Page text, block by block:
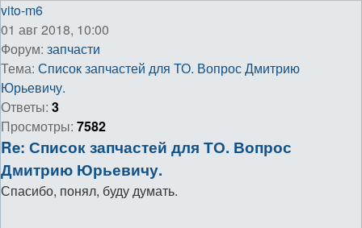
vito-m6
01 авг 2018, 10:00
Форум: запчасти
Тема: Список запчастей для ТО. Вопрос Дмитрию
Юрьевичу.
Ответы: 3
Просмотры: 7582
Re: Список запчастей для ТО. Вопрос
Дмитрию Юрьевичу.
Спасибо, понял, буду думать.